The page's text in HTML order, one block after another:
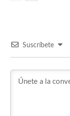
Suscríbete